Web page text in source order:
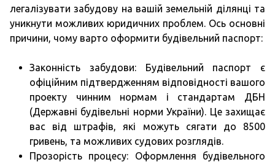
легалізувати забудову на вашій земельній ділянці та
уникнути можливих юридичних проблем. Ось основні
причини, чому варто оформити будівельний паспорт:
Законність забудови: Будівельний паспорт є
офіційним підтвердженням відповідності вашого
проекту чинним нормам і стандартам ДБН
(Державні будівельні норми України). Це захищає
вас від штрафів, які можуть сягати до 8500
гривень, та можливих судових розглядів.
Прозорість процесу: Оформлення будівельного